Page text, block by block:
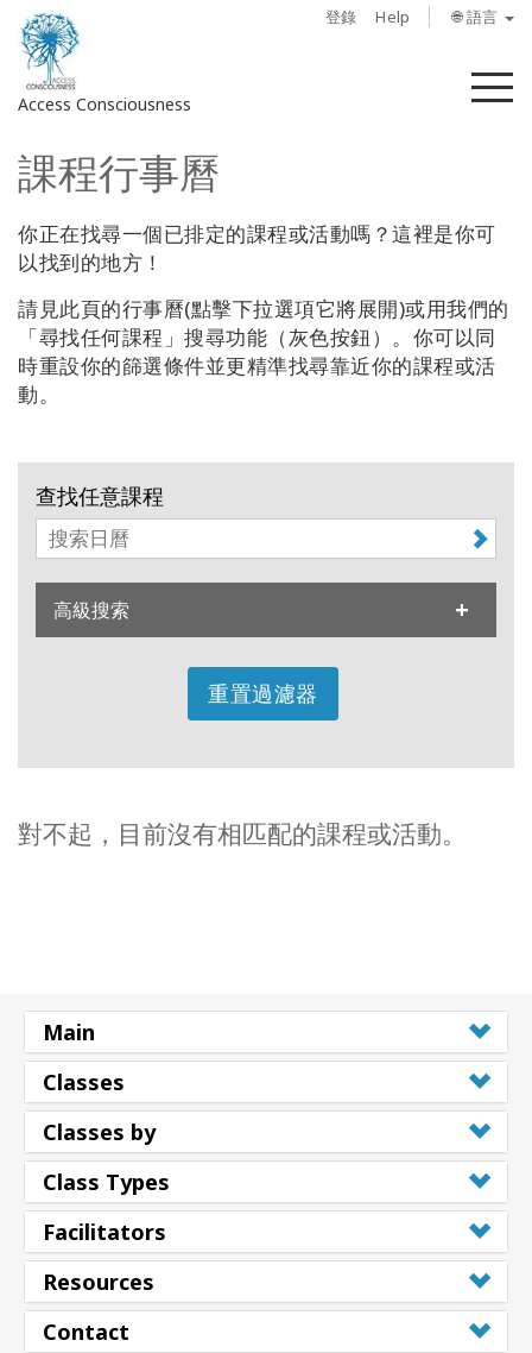
登錄 Help 🌐 語言
Access Consciousness
菜
登
錄
您
的
戶
關
於
地
區
搜
課程行事曆
你正在找尋一個已排定的課程或活動嗎？這裡是你可
以找到的地方！
請見此頁的行事曆(點擊下拉選項它將展開)或用我們的
「尋找任何課程」搜尋功能（灰色按鈕）。你可以同
時重設你的篩選條件並更精準找尋靠近你的課程或活
動。
查找任意課程
高級搜索
重置過濾器
對不起，目前沒有相匹配的課程或活動。
Main
Classes
Classes by
Class Types
Facilitators
Resources
Contact